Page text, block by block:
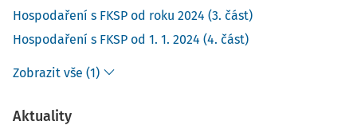
Hospodaření s FKSP od roku 2024 (3. část)
Hospodaření s FKSP od 1. 1. 2024 (4. část)
Zobrazit vše (1)
Aktuality